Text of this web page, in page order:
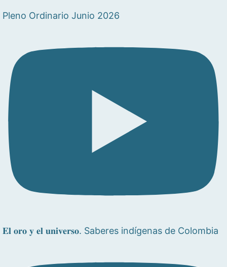
Pleno Ordinario Junio 2026
𝐄𝐥 𝐨𝐫𝐨 𝐲 𝐞𝐥 𝐮𝐧𝐢𝐯𝐞𝐫𝐬𝐨. Saberes indígenas de Colombia